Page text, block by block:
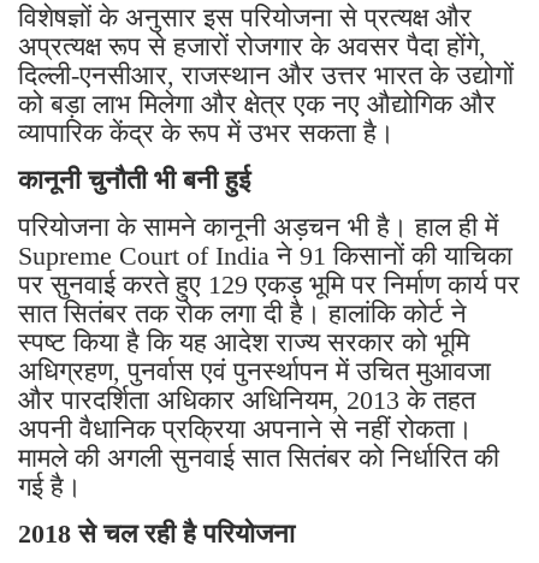
विशेषज्ञों के अनुसार इस परियोजना से प्रत्यक्ष और
अप्रत्यक्ष रूप से हजारों रोजगार के अवसर पैदा होंगे,
दिल्ली-एनसीआर, राजस्थान और उत्तर भारत के उद्योगों
को बड़ा लाभ मिलेगा और क्षेत्र एक नए औद्योगिक और
व्यापारिक केंद्र के रूप में उभर सकता है।
कानूनी चुनौती भी बनी हुई
परियोजना के सामने कानूनी अड़चन भी है। हाल ही में
Supreme Court of India ने 91 किसानों की याचिका
पर सुनवाई करते हुए 129 एकड़ भूमि पर निर्माण कार्य पर
सात सितंबर तक रोक लगा दी है। हालांकि कोर्ट ने
स्पष्ट किया है कि यह आदेश राज्य सरकार को भूमि
अधिग्रहण, पुनर्वास एवं पुनर्स्थापन में उचित मुआवजा
और पारदर्शिता अधिकार अधिनियम, 2013 के तहत
अपनी वैधानिक प्रक्रिया अपनाने से नहीं रोकता।
मामले की अगली सुनवाई सात सितंबर को निर्धारित की
गई है।
2018 से चल रही है परियोजना